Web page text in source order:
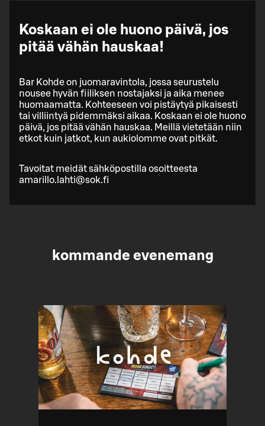
Koskaan ei ole huono päivä, jos
pitää vähän hauskaa!
Bar Kohde on juomaravintola, jossa seurustelu
nousee hyvän fiiliksen nostajaksi ja aika menee
huomaamatta. Kohteeseen voi pistäytyä pikaisesti
tai villiintyä pidemmäksi aikaa. Koskaan ei ole huono
päivä, jos pitää vähän hauskaa. Meillä vietetään niin
etkot kuin jatkot, kun aukiolomme ovat pitkät.
Tavoitat meidät sähköpostilla osoitteesta
amarillo.lahti@sok.fi
kommande evenemang